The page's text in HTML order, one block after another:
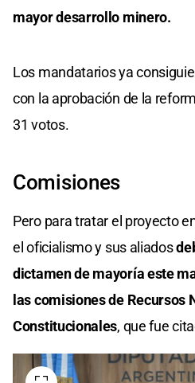
mayor desarrollo minero.
Los mandatarios ya
con la aprobación de la
31 votos.
Comisiones
Pero para tratar el proyecto
el oficialismo y sus aliados
dictamen de mayoría este
las comisiones de Recursos
Constitucionales, que fue